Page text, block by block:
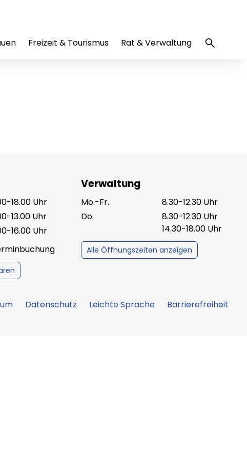
Freizeit & Tourismus Rat & Verwaltung
18.00 Uhr
13.00 Uhr
16.00 Uhr
Verwaltung
Mo.-Fr.
8.30-12.30 Uhr
Do.
8.30-12.30 Uhr
14.30-18.00 Uhr
Alle Öffnungszeiten anzeigen
Datenschutz Leichte Sprache Barrierefreiheit